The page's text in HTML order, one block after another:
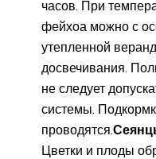
часов. При
фейхоа можно с
утепленной
досвечивания.
не следует
системы.
проводятся.
Цветки и плоды